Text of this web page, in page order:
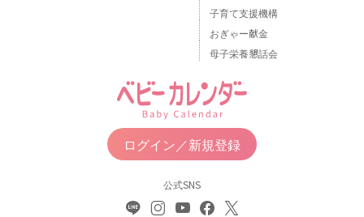
子育て支援機構
おぎゃー献金
母子栄養懇話会
ログイン／新規登録
公式SNS